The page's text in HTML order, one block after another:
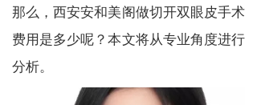
那么，西安安和美阁做切开双眼皮手术
费用是多少呢？本文将从专业角度进行
分析。